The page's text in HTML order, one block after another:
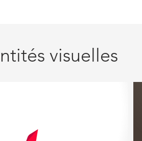
visuelles